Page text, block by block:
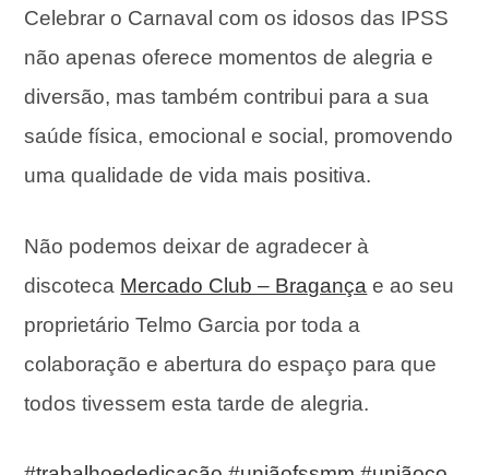
Celebraro Carnaval com os idosos das IPSS
não apenas oferece momentos de alegria e
diversão, mas também contribui para a sua
saúde física, emocional e social, promovendo
uma qualidade de vida mais positiva.
Não podemos deixar de agradecer à
discoteca Mercado Club – Bragança e ao seu
proprietário Telmo Garcia por toda a
colaboração e abertura do espaço para que
todos tivessem esta tarde de alegria.